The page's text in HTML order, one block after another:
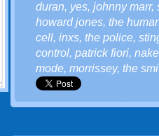
duran, yes, johnny marr,
howard jones, the
cell, inxs, the police,
control, patrick fiori,
mode, morrissey, the